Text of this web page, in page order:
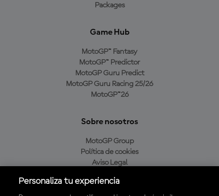
Packages
Game Hub
MotoGP™ Fantasy
MotoGP™ Predictor
MotoGP Guru Predict
MotoGP Guru Racing 25/26
MotoGP™26
Sobre nosotros
MotoGP Group
Política de cookies
Aviso Legal
Política de compra
Personaliza tu experiencia